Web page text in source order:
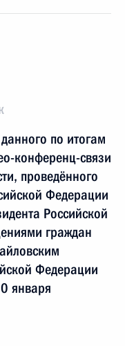
по итогам
конференц-связи
проведённого
Федерации
Российской
граждан
Федерации
января